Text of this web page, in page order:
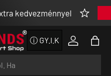
ⓘ GY.I.K